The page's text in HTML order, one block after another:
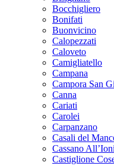
Bocchigliero
Bonifati
Buonvicino
Calopezzati
Caloveto
Camigliatello
Campana
Campora San
Canna
Cariati
Carolei
Carpanzano
Casali del
Cassano
Castiglione